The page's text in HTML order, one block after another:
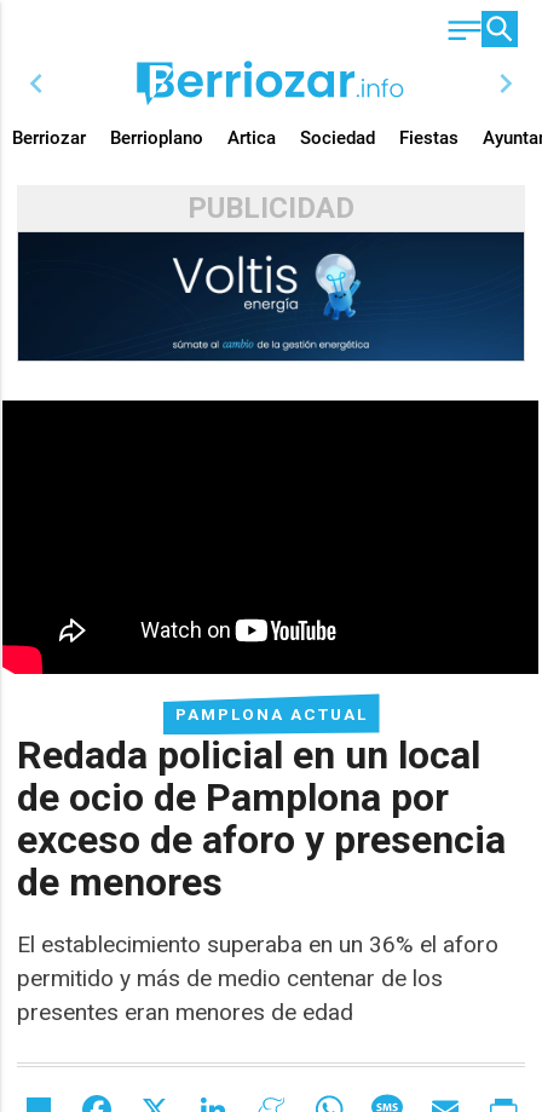
chevron_left chevron_right
Berriozar Berrioplano Artica Sociedad Fiestas
PUBLICIDAD
PAMPLONA ACTUAL
Redada policial en un local
de ocio de Pamplona por
exceso de aforo y presencia
de menores
El establecimiento superaba en un 36% el aforo
permitido y más de medio centenar de los
presentes eran menores de edad
Share Facebook LinkedIn MeneameWhatsAppMessageEmail